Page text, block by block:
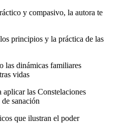
y compasivo, la autora te
principios y la práctica de las
las dinámicas familiares
vidas
las Constelaciones
sanación
que ilustran el poder